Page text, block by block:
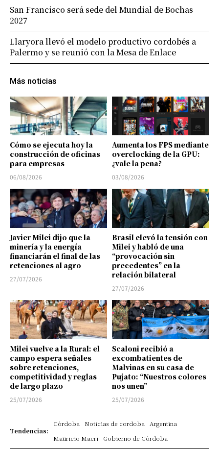
Más noticias
Cómo se ejecuta hoy la
construcción de oficinas
para empresas
06/08/2026
Aumenta los FPS mediante
overclocking de la GPU:
¿vale la pena?
03/08/2026
Javier Milei dijo que la
minería y la energía
financiarán el final de las
retenciones al agro
27/07/2026
Brasil elevó la tensión con
Milei y habló de una
“provocación sin
precedentes” en la
relación bilateral
27/07/2026
Milei vuelve a la Rural: el
campo espera señales
sobre retenciones,
competitividad y reglas
de largo plazo
25/07/2026
Scaloni recibió a
excombatientes de
Malvinas en su casa de
Pujato: “Nuestros colores
nos unen”
25/07/2026
Tendencias:
Córdoba Noticias de cordoba
Argentina
Mauricio Macri
Gobierno de Córdoba
San Francisco será sede del Mundial de Bochas
2027
Llaryora llevó el modelo productivo cordobés a
Palermo y se reunió con la Mesa de Enlace